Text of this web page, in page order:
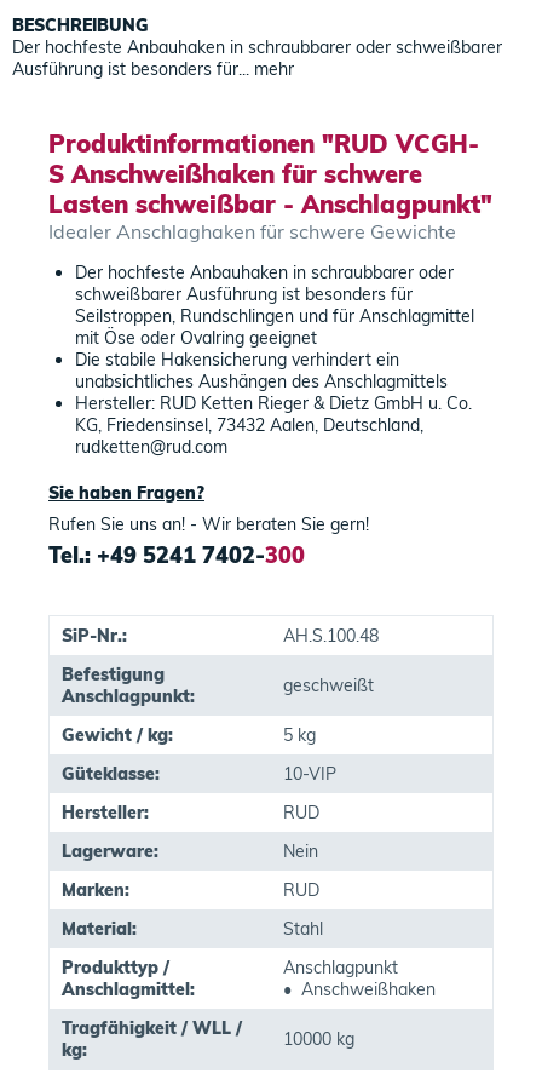
BESCHREIBUNG
Der hochfeste Anbauhaken in schraubbarer oder schweißbarer
Ausführung ist besonders für... mehr
Produktinformationen "RUD VCGH-
S Anschweißhaken für schwere
Lasten schweißbar - Anschlagpunkt"
Idealer Anschlaghaken für schwere Gewichte
Der hochfeste Anbauhaken in schraubbarer oder
schweißbarer Ausführung ist besonders für
Seilstroppen, Rundschlingen und für Anschlagmittel
mit Öse oder Ovalring geeignet
Die stabile Hakensicherung verhindert ein
unabsichtliches Aushängen des Anschlagmittels
Hersteller: RUD Ketten Rieger & Dietz GmbH u. Co.
KG, Friedensinsel, 73432 Aalen, Deutschland,
rudketten@rud.com
Sie haben Fragen?
Rufen Sie uns an! - Wir beraten Sie gern!
Tel.: +49 5241 7402-300
SiP-Nr.:
AH.S.100.48
Befestigung
Anschlagpunkt:
geschweißt
Gewicht / kg:
5 kg
Güteklasse:
10-VIP
Hersteller:
RUD
Lagerware:
Nein
Marken:
RUD
Material:
Stahl
Produkttyp /
Anschlagmittel:
Anschlagpunkt
• Anschweißhaken
Tragfähigkeit / WLL /
kg:
10000 kg